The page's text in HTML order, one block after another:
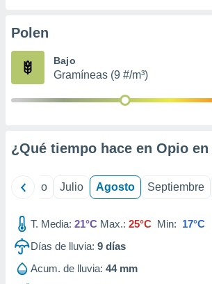
e
mediante
publicidad
publicidad
1199
Polen
Bajo
Gramíneas (9 #/m³)
¿Qué tiempo hace en Opio en
Junio Julio Agosto Septiembre
T. Media: 21°C Max.: 25°C Min: 17°C
Días de lluvia: 9 días
Acum. de lluvia: 44 mm